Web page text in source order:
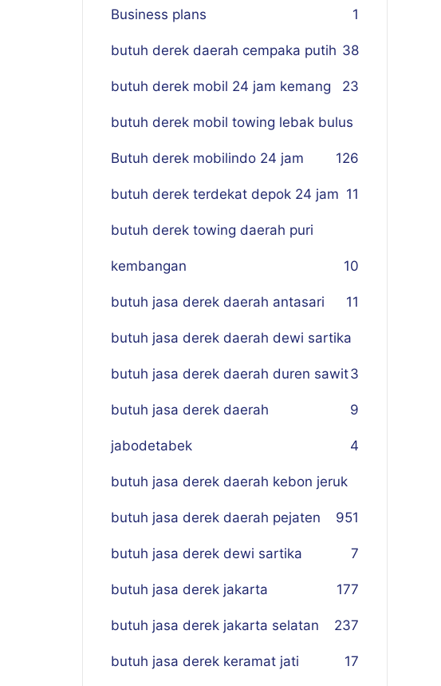
Business plans 1
butuh derek daerah cempaka putih 38
butuh derek mobil 24 jam kemang 23
butuh derek mobil towing lebak bulus
26
Butuh derek mobilindo 24 jam 1
butuh derek terdekat depok 24 jam 11
butuh derek towing daerah puri
kembangan 10
butuh jasa derek daerah antasari 11
butuh jasa derek daerah dewi sartika
3
butuh jasa derek daerah duren sawit
9
butuh jasa derek daerah
jabodetabek 4
butuh jasa derek daerah kebon jeruk
51
butuh jasa derek daerah pejaten 9
butuh jasa derek dewi sartika 7
butuh jasa derek jakarta 177
butuh jasa derek jakarta selatan 237
butuh jasa derek keramat jati 17